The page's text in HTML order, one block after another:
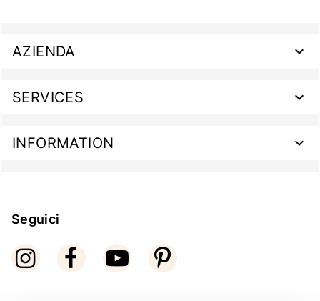
AZIENDA
SERVICES
INFORMATION
Seguici